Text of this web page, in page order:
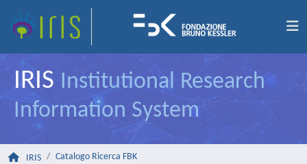
IRIS Institutional Research
Information System
IRIS
Catalogo Ricerca FBK